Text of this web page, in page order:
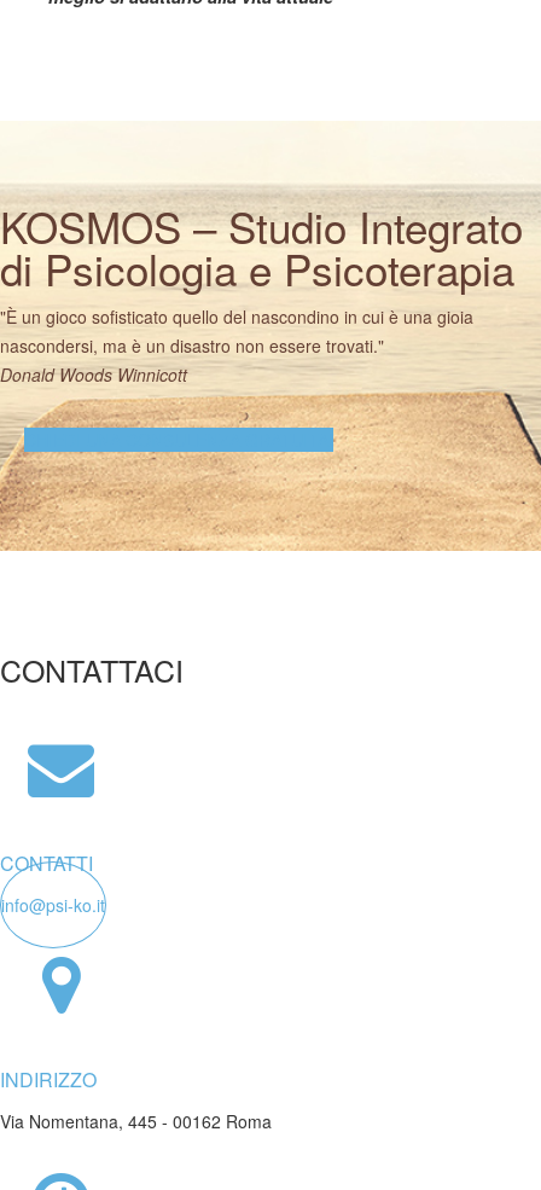
KOSMOS – Studio Integrato
di Psicologia e Psicoterapia
"È un gioco sofisticato quello del nascondino in cui è una gioia
nascondersi, ma è un disastro non essere trovati."
Donald Woods Winnicott
CONTATTACI
CONTATTI
info@psi-ko.it
INDIRIZZO
Via Nomentana, 445 - 00162 Roma